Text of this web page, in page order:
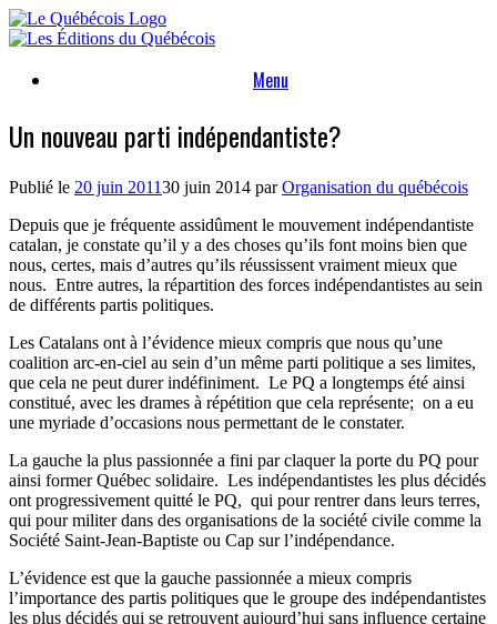
Skip
to
Menu
Un nouveau parti indépendantiste?
Publié le 20 juin 201130 juin 2014 parOrganisation du québécois
Depuis que je fréquente assidûment le mouvement indépendantiste
catalan, je constate qu’il y a des choses qu’ils font moins bien que
nous, certes, mais d’autres qu’ils réussissent vraiment mieux que
nous. Entre autres, la répartition des forces indépendantistes au sein
de différents partis politiques.
Les Catalans ont à l’évidence mieux compris que nous qu’une
coalition arc-en-ciel au sein d’un même parti politique a ses limites,
que cela ne peut durer indéfiniment. Le PQ a longtemps été ainsi
constitué, avec les drames à répétition que cela représente; on a eu
une myriade d’occasions nous permettant de le constater.
La gauche la plus passionnée a fini par claquer la porte du PQ pour
ainsi former Québec solidaire. Les indépendantistes les plus décidés
ont progressivement quitté le PQ, qui pour rentrer dans leurs terres,
qui pour militer dans des organisations de la société civile comme la
Société Saint-Jean-Baptiste ou Cap sur l’indépendance.
L’évidence est que la gauche passionnée a mieux compris
l’importance des partis politiques que le groupe des indépendantistes
les plus décidés qui se retrouvent aujourd’hui sans influence certaine